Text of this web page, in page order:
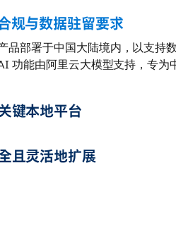
规与数据驻留要求
品部署于中国大陆境内，以支持
功能由阿里云大模型支持，专为
键本地平台
且灵活地扩展